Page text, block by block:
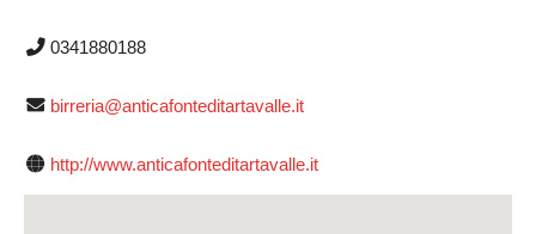
0341880188
birreria@anticafonteditartavalle.it
http://www.anticafonteditartavalle.it